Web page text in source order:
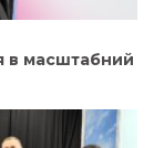
в масштабний